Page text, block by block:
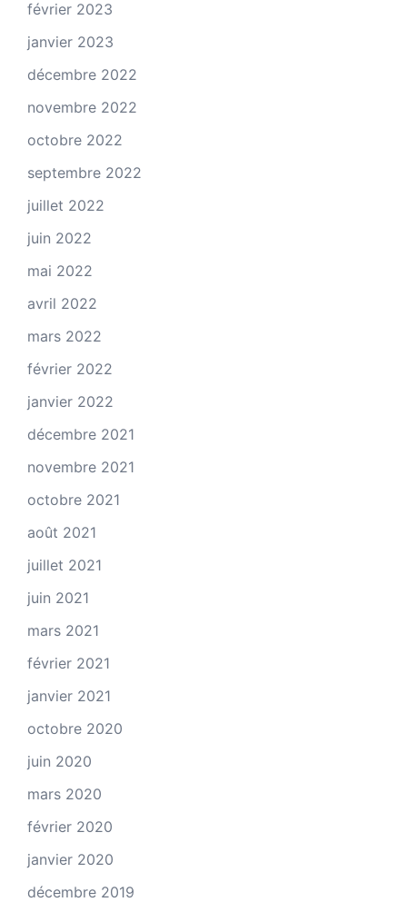
février 2023
janvier 2023
décembre 2022
novembre 2022
octobre 2022
septembre 2022
juillet 2022
juin 2022
mai 2022
avril 2022
mars 2022
février 2022
janvier 2022
décembre 2021
novembre 2021
octobre 2021
août 2021
juillet 2021
juin 2021
mars 2021
février 2021
janvier 2021
octobre 2020
juin 2020
mars 2020
février 2020
janvier 2020
décembre 2019